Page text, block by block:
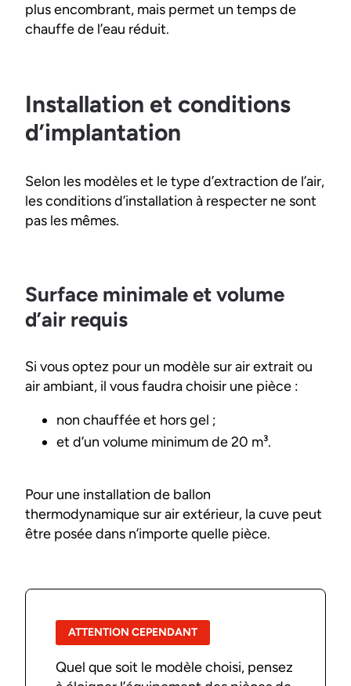
plus encombrant, mais permet un temps de
chauffe de l’eau réduit.
Installation et conditions
d’implantation
Selon les modèles et le type d’extraction de l’air,
les conditions d’installation à respecter ne sont
pas les mêmes.
Surface minimale et volume
d’air requis
Si vous optez pour un modèle sur air extrait ou
air ambiant, il vous faudra choisir une pièce :
non chauffée et hors gel ;
et d’un volume minimum de 20 m³.
Pour une installation de ballon
thermodynamique sur air extérieur, la cuve peut
être posée dans n’importe quelle pièce.
ATTENTION CEPENDANT
Quel que soit le modèle choisi, pensez